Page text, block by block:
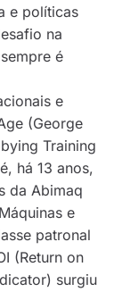
e políticas
na
é
e
(George
Training
há 13 anos,
da Abimaq
e
patronal
(Return on
) surgiu